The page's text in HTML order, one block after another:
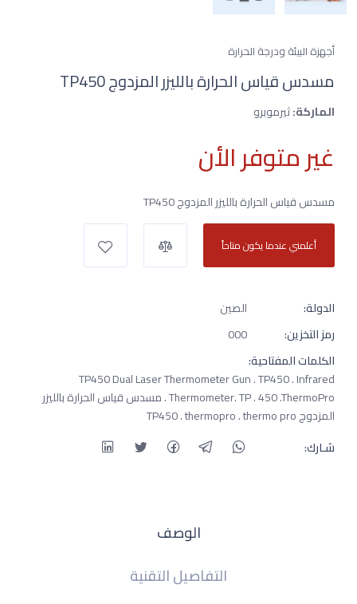
أجهزة البيئة ودرجة الحرارة
مسدس قياس الحرارة بالليزر المزدوج TP450
الماركة:ثيرموبرو
غير متوفر الأن
مسدس قياس الحرارة بالليزر المزدوج TP450
أعلمني عندما يكون متاحاً
الدولة:
الصين
رمز التخزين:
000
الكلمات المفتاحية:
TP450 Dual Laser Thermometer Gun . TP450 . Infrared
Thermometer. TP . 450 .ThermoPro . مسدس قياس الحرارة بالليزر
المزدوج TP450 . thermopro . thermo pro
شـارك:
الوصف
التفاصيل التقنية